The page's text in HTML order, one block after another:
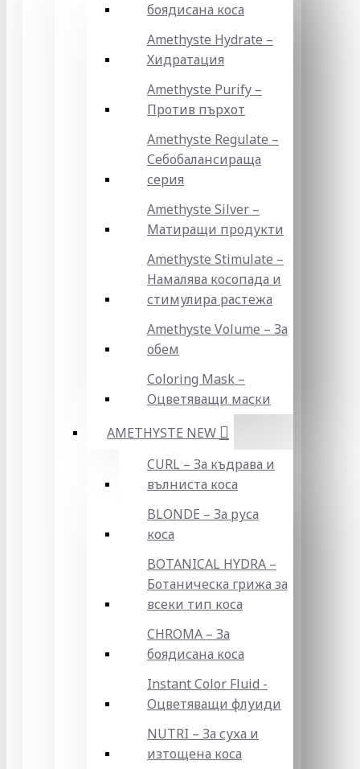
боядисана коса
Amethyste Hydrate –
Хидратация
Amethyste Purify –
Против пърхот
Amethyste Regulate –
Себобалансираща
серия
Amethyste Silver –
Матиращи продукти
Amethyste Stimulate –
Намалява косопада и
стимулира растежа
Amethyste Volume – За
обем
Coloring Mask –
Оцветяващи маски
AMETHYSTE NEW
CURL – За къдрава и
вълниста коса
BLONDE – За руса
коса
BOTANICAL HYDRA –
Ботаническа грижа за
всеки тип коса
CHROMA – За
боядисана коса
Instant Color Fluid -
Оцветяващи флуиди
NUTRI – За суха и
изтощена коса